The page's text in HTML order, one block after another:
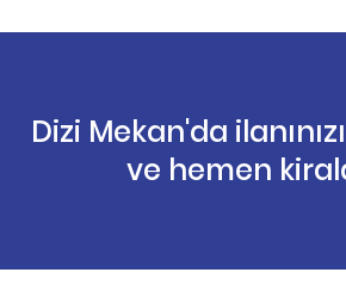
Dizi Mekan'da
ve hemen